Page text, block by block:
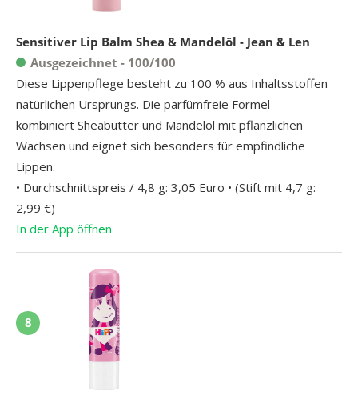
Sensitiver Lip Balm Shea & Mandelöl - Jean & Len
Ausgezeichnet - 100/100
Diese Lippenpflege besteht zu 100 % aus Inhaltsstoffen
natürlichen Ursprungs. Die parfümfreie Formel
kombiniert Sheabutter und Mandelöl mit pflanzlichen
Wachsen und eignet sich besonders für empfindliche
Lippen.
• Durchschnittspreis / 4,8 g: 3,05 Euro • (Stift mit 4,7 g:
2,99 €)
In der App öffnen
8